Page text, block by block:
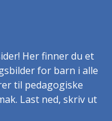
Her finner du et
for barn i alle
til pedagogiske
Last ned, skriv ut